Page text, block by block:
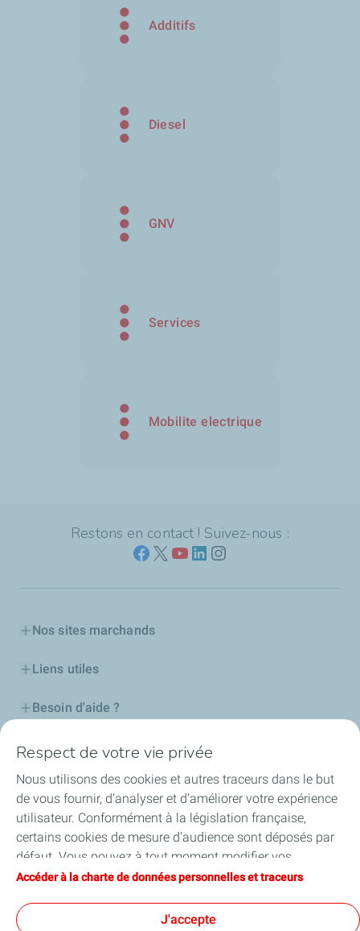
Additifs
Diesel
GNV
Services
Mobilite electrique
Restons en contact ! Suivez-nous :
Nos sites marchands
Liens utiles
Besoin d'aide ?
Nos cartes
Certificats d'économies d'énergie
Nos partenaires
Collaborer avec TotalEnergies
Accessibilité
Respect de votre vie privée
Nous utilisons des cookies et autres traceurs dans le but
de vous fournir, d’analyser et d’améliorer votre expérience
utilisateur. Conformément à la législation française,
certains cookies de mesure d'audience sont déposés par
défaut. Vous pouvez à tout moment modifier vos
paramètres de cookies en cliquant sur le bouton « Gérer
vous acceptez le dépôt de l’ensemble des cookies. Dans le
Accéder à la charte de données personnelles et traceurs
J'accepte